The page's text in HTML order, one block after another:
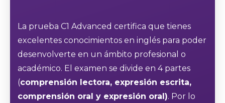
La prueba C1 Advanced certifica que tienes
excelentes conocimientos en inglés para poder
desenvolverte en un ámbito profesional o
académico. El examen se divide en 4 partes
(comprensión lectora, expresión escrita,
comprensión oral y expresión oral). Por lo